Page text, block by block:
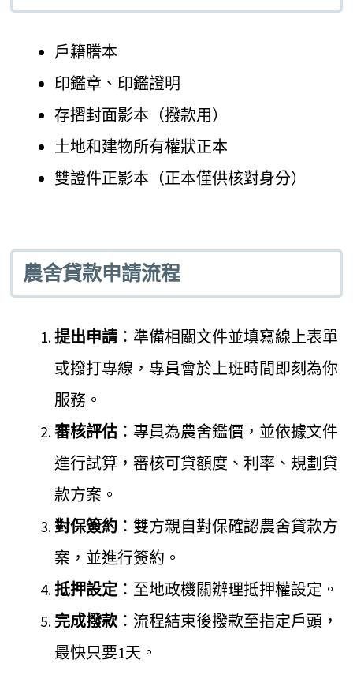
戶籍謄本
印鑑章、印鑑證明
存摺封面影本（撥款用）
土地和建物所有權狀正本
雙證件正影本（正本僅供核對身分）
農舍貸款申請流程
提出申請 ：準備相關文件並填寫線上表單
或撥打專線，專員會於上班時間即刻為你
服務。
審核評估 ：專員為農舍鑑價，並依據文件
進行試算，審核可貸額度、利率、規劃貸
款方案。
對保簽約 ：雙方親自對保確認農舍貸款方
案，並進行簽約。
抵押設定：至地政機關辦理抵押權設定。
完成撥款：流程結束後撥款至指定戶頭，
最快只要1天。